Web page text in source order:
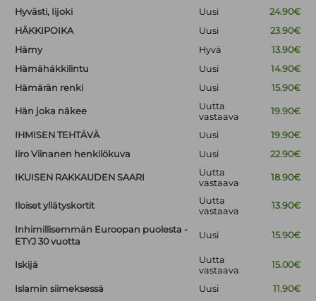
Hyvästi, Iijoki
Uusi
24.90€
HÄKKIPOIKA
Uusi
23.90€
Hämy
Hyvä
13.90€
Hämähäkkilintu
Uusi
14.90€
Hämärän renki
Uusi 15.90€
Hän joka näkee
Uutta
vastaava
19.90€
IHMISEN TEHTÄVÄ Uusi
19.90€
Iiro Viinanen henkilökuva
Uusi 22.90€
IKUISEN RAKKAUDEN SAARI
Uutta
vastaava
18.90€
Iloiset yllätyskortit
Uutta
vastaava
13.90€
Inhimillisemmän Euroopan puolesta -
ETYJ 30 vuotta
Uusi 15.90€
Iskijä
Uutta
vastaava
15.00€
Islamin siimeksessä Uusi 11.90€